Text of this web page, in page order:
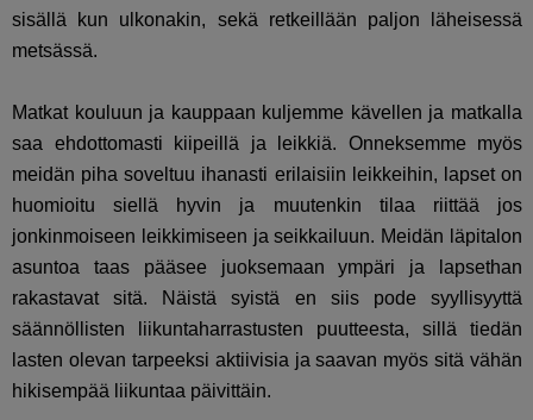
sisällä kun ulkonakin, sekä retkeillään paljon läheisessä
metsässä.
Matkat kouluun ja kauppaan kuljemme kävellen ja matkalla
saa ehdottomasti kiipeillä ja leikkiä. Onneksemme myös
meidän piha soveltuu ihanasti erilaisiin leikkeihin, lapset on
huomioitu siellä hyvin ja muutenkin tilaa riittää jos
jonkinmoiseen leikkimiseen ja seikkailuun. Meidän läpitalon
asuntoa taas pääsee juoksemaan ympäri ja lapsethan
rakastavat sitä. Näistä syistä en siis pode syyllisyyttä
säännöllisten liikuntaharrastusten puutteesta, sillä tiedän
lasten olevan tarpeeksi aktiivisia ja saavan myös sitä vähän
hikisempää liikuntaa päivittäin.